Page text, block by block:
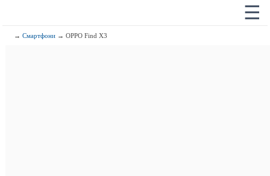
☰
→Смартфони → OPPO Find X3